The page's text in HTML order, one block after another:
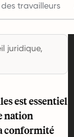
des travailleurs
juridique,
est essentiel
nation
conformité